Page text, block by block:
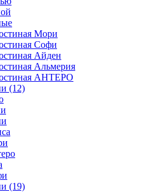
Мори
Софи
Айден
Альмерия
АНТЕРО
(12)
(19)